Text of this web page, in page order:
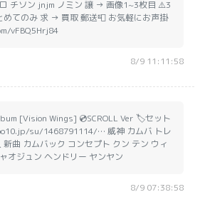
チソン jnjm ノミン 譲 → 画像1~3枚目 ⚠️3
めてのみ 求 → 買取 郵送📮 お気軽にお声掛
vFBQ5Hrj84
8/9 11:11:58
[Vision Wings] 💿SCROLL Ver 🏷️セット
su/1468791114/… 威神 カムバ トレ
新曲 カムバック コンセプト クン テン ウィ
オジュン ヘンドリー ヤンヤン
8/9 07:38:58